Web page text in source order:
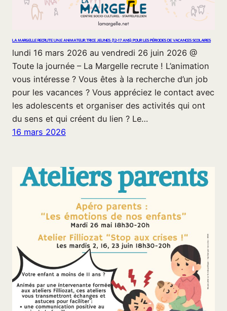
LA MARGELLE RECRUTE UN.E ANIMATEUR.TRICE JEUNES (12-17 ANS) POUR LES PÉRIODES DE VACANCES SCOLAIRES
lundi 16 mars 2026 au vendredi 26 juin 2026 @
Toute la journée – La Margelle recrute ! L’animation
vous intéresse ? Vous êtes à la recherche d’un job
pour les vacances ? Vous appréciez le contact avec
les adolescents et organiser des activités qui ont
du sens et qui créent du lien ? Le…
16 mars 2026